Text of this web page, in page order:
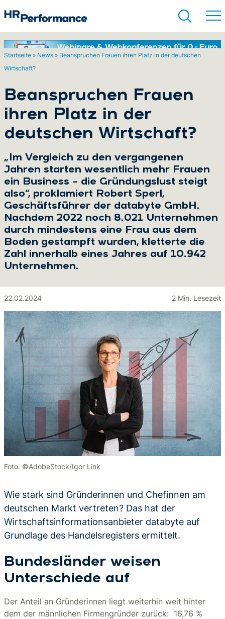
Startseite » News » Beanspruchen Frauen ihren Platz in der deutschen
Wirtschaft?
Beanspruchen Frauen
ihren Platz in der
deutschen Wirtschaft?
„Im Vergleich zu den vergangenen
Jahren starten wesentlich mehr Frauen
ein Business – die Gründungslust steigt
also“, proklamiert Robert Sperl,
Geschäftsführer der databyte GmbH.
Nachdem 2022 noch 8.021 Unternehmen
durch mindestens eine Frau aus dem
Boden gestampft wurden, kletterte die
Zahl innerhalb eines Jahres auf 10.942
Unternehmen.
22.02.2024 2 Min. Lesezeit
Foto: ©AdobeStock/Igor Link
Wie stark sind Gründerinnen und Chefinnen am
deutschen Markt vertreten? Das hat der
Wirtschaftsinformationsanbieter databyte auf
Grundlage des Handelsregisters ermittelt.
Bundesländer weisen
Unterschiede auf
Der Anteil an Gründerinnen liegt weiterhin weit hinter
dem der männlichen Firmengründer zurück: 16,76 %